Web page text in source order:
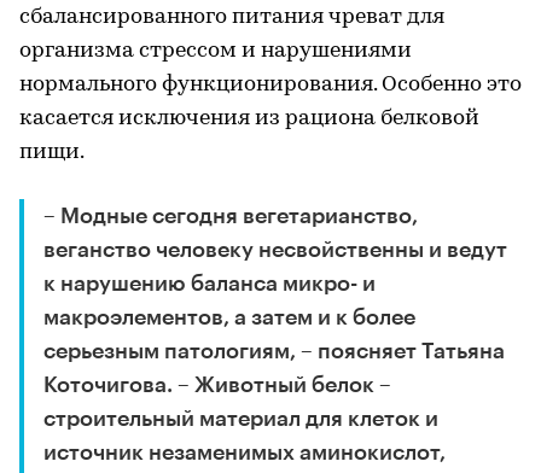
сбалансированного питания чреват для
организма стрессом и нарушениями
нормального функционирования. Особенно это
касается исключения из рациона белковой
пищи.
– Модные сегодня вегетарианство,
веганство человеку несвойственны и ведут
к нарушению баланса микро- и
макроэлементов, а затем и к более
серьезным патологиям, – поясняет Татьяна
Коточигова. – Животный белок –
строительный материал для клеток и
источник незаменимых аминокислот,